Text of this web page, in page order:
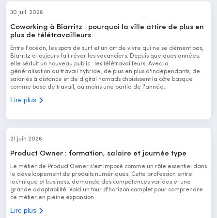
30 juil. 2026
Coworking à Biarritz : pourquoi la ville attire de plus en
plus de télétravailleurs
Entre l'océan, les spots de surf et un art de vivre qui ne se dément pas,
Biarritz a toujours fait rêver les vacanciers. Depuis quelques années,
elle séduit un nouveau public : les télétravailleurs. Avec la
généralisation du travail hybride, de plus en plus d'indépendants, de
salariés à distance et de digital nomads choisissent la côte basque
comme base de travail, au moins une partie de l'année.
Lire plus
21 juin 2026
Product Owner : formation, salaire et journée type
Le métier de Product Owner s'est imposé comme un rôle essentiel dans
le développement de produits numériques. Cette profession entre
technique et business, demande des compétences variées et une
grande adaptabilité. Voici un tour d'horizon complet pour comprendre
ce métier en pleine expansion.
Lire plus